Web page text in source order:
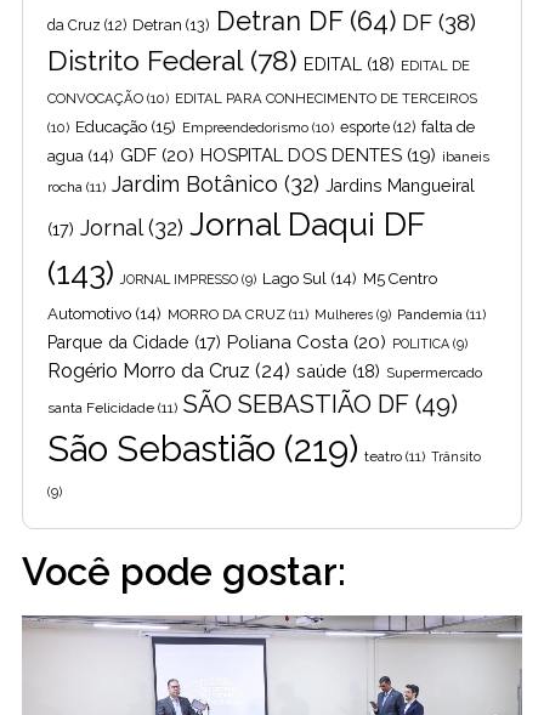
da Cruz (12) Detran (13) Detran DF(64) DF (38)
Distrito Federal(78) EDITAL (18) EDITAL DE
CONVOCAÇÃO (10) EDITAL PARA CONHECIMENTO DE TERCEIROS
(10) Educação (15) Empreendedorismo (10) esporte (12) falta de
agua (14) GDF (20) HOSPITAL DOS DENTES (19) ibaneis
rocha (11) Jardim Botânico (32) Jardins Mangueiral
(17) Jornal(32) Jornal Daqui DF
(143) JORNAL IMPRESSO (9) Lago Sul (14) M5 Centro
Automotivo (14) MORRO DA CRUZ (11) Mulheres (9) Pandemia (11)
Parque da Cidade (17) Poliana Costa (20) POLITICA (9)
Rogério Morro da Cruz (24) saúde (18) Supermercado
santa Felicidade (11) SÃO SEBASTIÃO DF (49)
São Sebastião (219) teatro (11) Trânsito
(9)
Você pode gostar: